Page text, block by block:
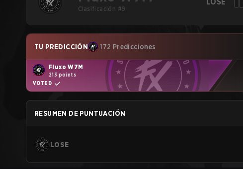
Clasificación #9
TU PREDICCIÓN 172 Predicciones
Fluxo W7M
213 points
VOTED
RESUMEN DE PUNTUACIÓN
LOSE